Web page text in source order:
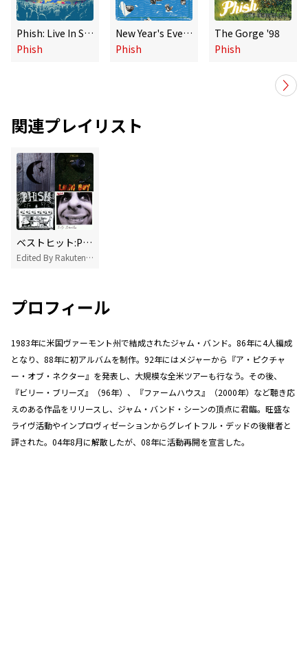
Phish: Live In Saratoga Springs 2025 (Live)
Phish
New Year's Eve 1993, Live At Worcester Centrum
Phish
The Gorge '98
Phish
関連プレイリスト
ベストヒット:Phish
Edited By Rakuten Music
プロフィール
1983年に米国ヴァーモント州で結成されたジャム・バンド。86年に4人編成
となり、88年に初アルバムを制作。92年にはメジャーから『ア・ピクチャ
ー・オブ・ネクター』を発表し、大規模な全米ツアーも行なう。その後、
『ビリー・ブリーズ』（96年）、『ファームハウス』（2000年）など聴き応
えのある作品をリリースし、ジャム・バンド・シーンの頂点に君臨。旺盛な
ライヴ活動やインプロヴィゼーションからグレイトフル・デッドの後継者と
評された。04年8月に解散したが、08年に活動再開を宣言した。